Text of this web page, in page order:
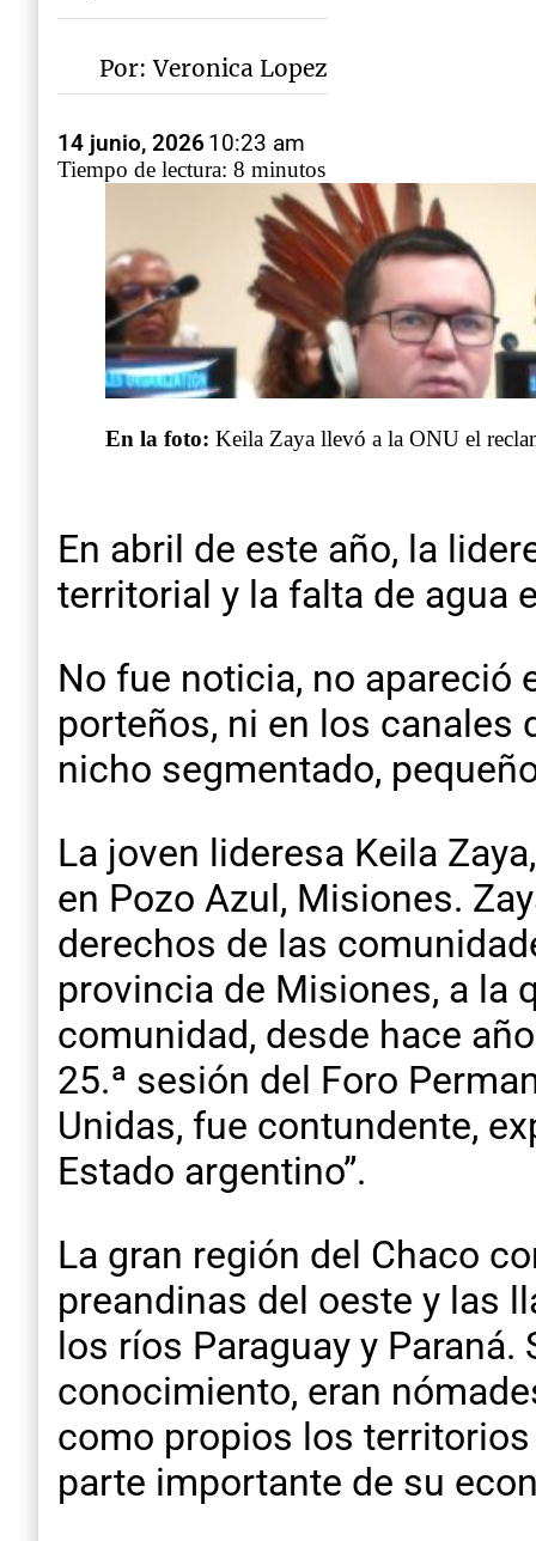
Por: Veronica Lopez
14 junio, 202610:23 am
Tiempo de lectura: 8 minutos
En la foto: Keila Zaya llevó a la ONU el
En abril de este año, la
territorial y la falta de agua
No fue noticia, no apareció
porteños, ni en los canales
nicho segmentado,
La joven lideresa Keila
en Pozo Azul, Misiones.
derechos de las
provincia de Misiones, a la
comunidad, desde hace
25.ª sesión del Foro
Unidas, fue contundente,
Estado argentino”.
La gran región del Chaco
preandinas del oeste y las
los ríos Paraguay y
conocimiento, eran
como propios los
parte importante de su